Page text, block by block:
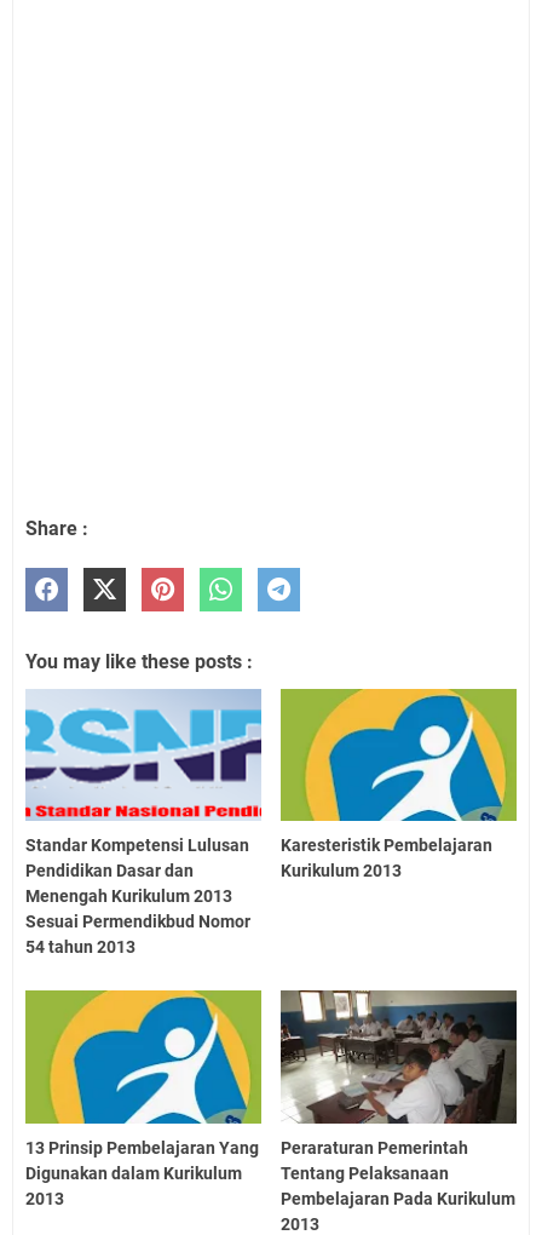
Share :
You may like these posts :
Standar Kompetensi Lulusan
Pendidikan Dasar dan
Menengah Kurikulum 2013
Sesuai Permendikbud Nomor
54 tahun 2013
Karesteristik Pembelajaran
Kurikulum 2013
13 Prinsip Pembelajaran Yang
Digunakan dalam Kurikulum
2013
Peraraturan Pemerintah
Tentang Pelaksanaan
Pembelajaran Pada Kurikulum
2013